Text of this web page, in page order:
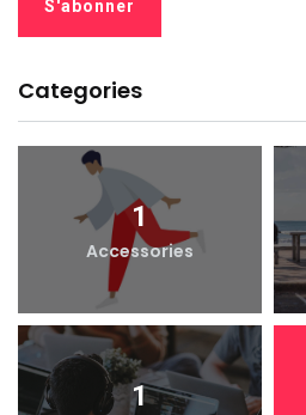
Categories
1
Accessories
1